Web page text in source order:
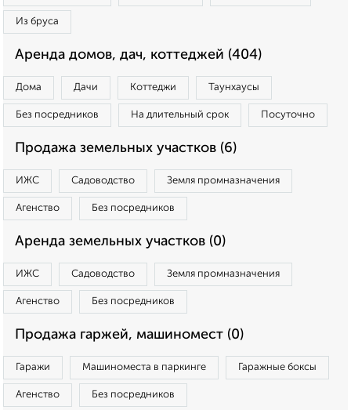
Из бруса
Аренда домов, дач, коттеджей (404)
Дома Дачи Коттеджи Таунхаусы
Без посредников На длительный срок Посуточно
Продажа земельных участков (6)
ИЖС Садоводство Земля промназначения
Агенство Без посредников
Аренда земельных участков (0)
ИЖС Садоводство Земля промназначения
Агенство Без посредников
Продажа гаржей, машиномест (0)
Гаражи Машиноместа в паркинге Гаражные боксы
Агенство Без посредников